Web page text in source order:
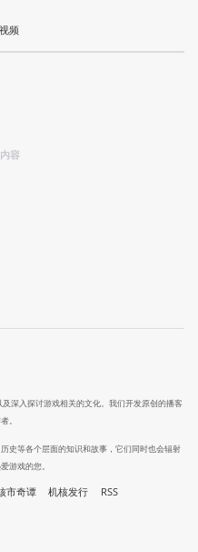
视频
容
深入探讨游戏相关的文化。我们开发原创的播客
。
史等各个层面的知识和故事，它们同时也会辐射
游戏的您。
市奇谭 机核发行 RSS